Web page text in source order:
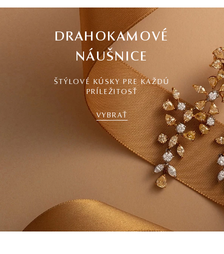
DRAHOKAMOVÉ
NÁUŠNICE
ŠTÝLOVÉ KÚSKY PRE KAŽDÚ
PRÍLEŽITOSŤ
VYBRAŤ